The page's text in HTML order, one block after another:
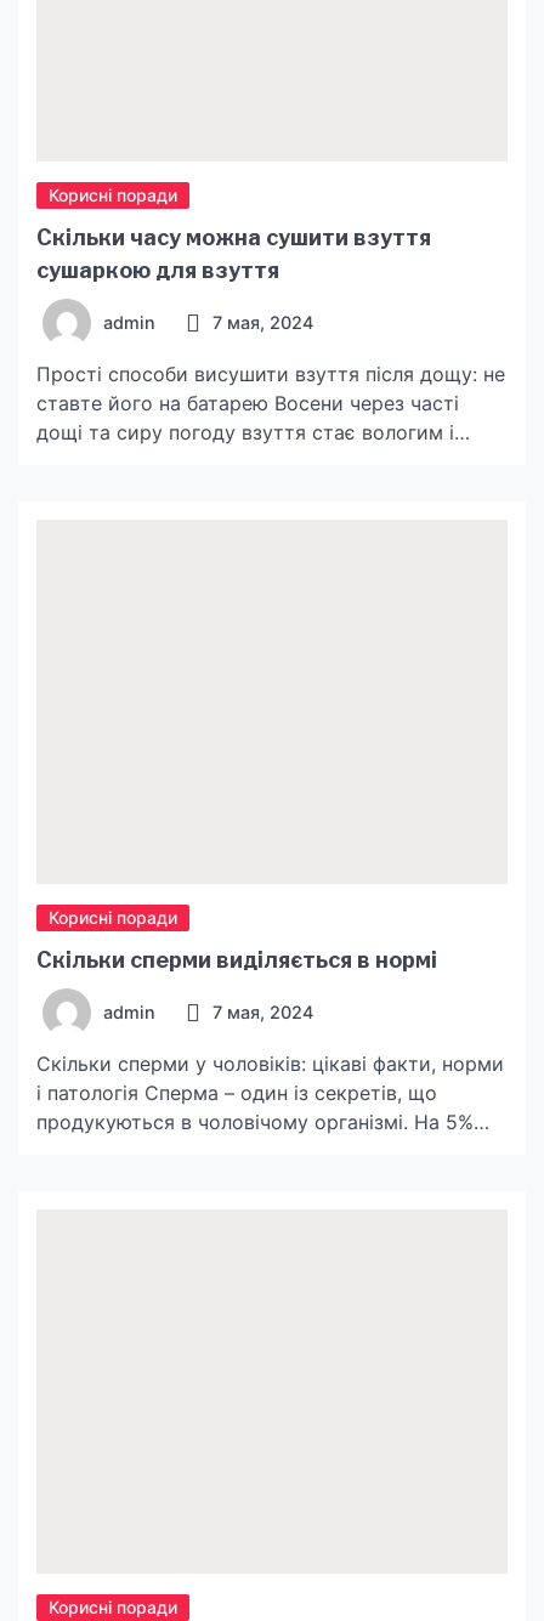
Корисні поради
Скільки часу можна сушити взуття
сушаркою для взуття
admin 7 мая, 2024
Прості способи висушити взуття після дощу: не
ставте його на батарею Восени через часті
дощі та сиру погоду взуття стає вологим і
Корисні поради
Скільки сперми виділяється в нормі
admin 7 мая, 2024
Скільки сперми у чоловіків: цікаві факти, норми
і патологія Сперма – один із секретів, що
продукуються в чоловічому організмі. На 5%
Корисні поради